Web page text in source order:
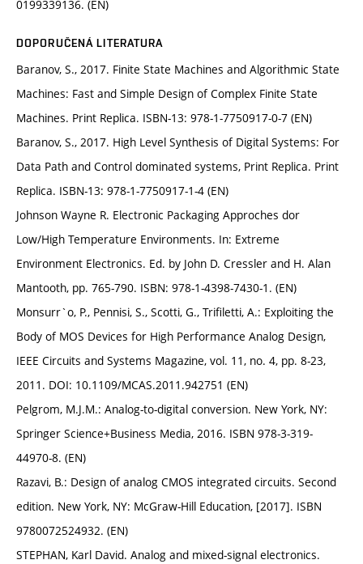
0199339136. (EN)
DOPORUČENÁ LITERATURA
Baranov, S., 2017. Finite State Machines and Algorithmic State
Machines: Fast and Simple Design of Complex Finite State
Machines. Print Replica. ISBN-13: 978-1-7750917-0-7 (EN)
Baranov, S., 2017. High Level Synthesis of Digital Systems: For
Data Path and Control dominated systems, Print Replica. Print
Replica. ISBN-13: 978-1-7750917-1-4 (EN)
Johnson Wayne R. Electronic Packaging Approches dor
Low/High Temperature Environments. In: Extreme
Environment Electronics. Ed. by John D. Cressler and H. Alan
Mantooth, pp. 765-790. ISBN: 978-1-4398-7430-1. (EN)
Monsurr`o, P., Pennisi, S., Scotti, G., Trifiletti, A.: Exploiting the
Body of MOS Devices for High Performance Analog Design,
IEEE Circuits and Systems Magazine, vol. 11, no. 4, pp. 8-23,
2011. DOI: 10.1109/MCAS.2011.942751 (EN)
Pelgrom, M.J.M.: Analog-to-digital conversion. New York, NY:
Springer Science+Business Media, 2016. ISBN 978-3-319-
44970-8. (EN)
Razavi, B.: Design of analog CMOS integrated circuits. Second
edition. New York, NY: McGraw-Hill Education, [2017]. ISBN
9780072524932. (EN)
STEPHAN, Karl David. Analog and mixed-signal electronics.